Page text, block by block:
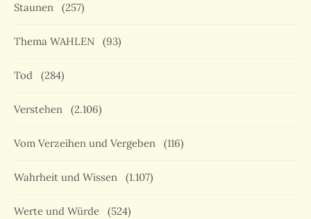
Staunen (257)
Thema WAHLEN (93)
Tod (284)
Verstehen (2.106)
Vom Verzeihen und Vergeben (116)
Wahrheit und Wissen (1.107)
Werte und Würde (524)